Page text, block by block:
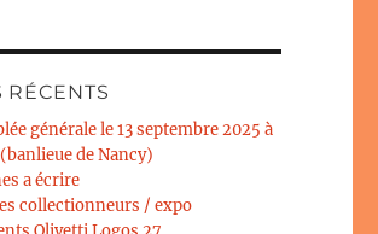
RÉCENTS
générale le 13 septembre 2025 à
de Nancy)
a écrire
collectionneurs / expo